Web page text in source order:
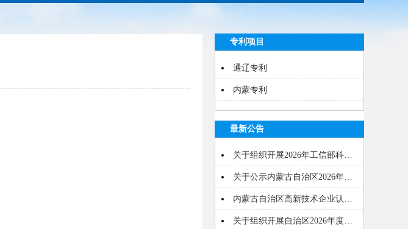
专利项目
通辽专利
内蒙专利
最新公告
关于组织开展2026年工信部科…
关于公示内蒙古自治区2026年…
内蒙古自治区高新技术企业认…
关于组织开展自治区2026年度…